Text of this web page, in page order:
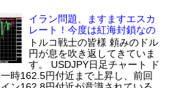
イラン問題、ますますエスカ
レート！今度は紅海封鎖なの
トルコ戦士の皆様 頼みのドル
円が息を吹き返してきていま
す。 USDJPY日足チャート ド
時162.5円付近まで上昇し、前回